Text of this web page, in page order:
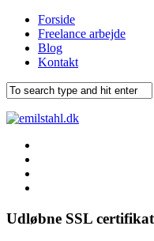
Forside
Freelance arbejde
Blog
Kontakt
Udløbne SSL